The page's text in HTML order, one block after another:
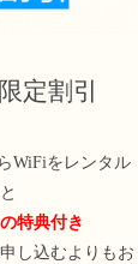
定割引
WiFiをレンタル
特典付き
し込むよりもお